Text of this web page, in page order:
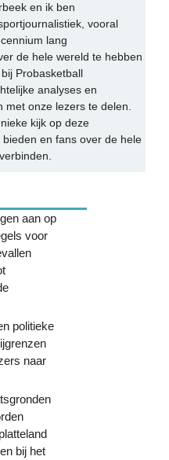
en ik ben
vooral
lang
de hele wereld te hebben
Probasketball
analyses en
met onze lezers te delen.
kijk op deze
en fans over de hele
aan op
voor
politieke
naar
bij het